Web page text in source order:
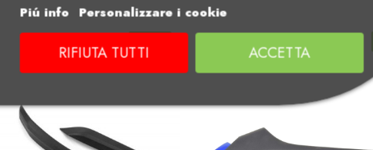
Piú info Personalizzare i cookie
RIFIUTA TUTTI ACCETTA